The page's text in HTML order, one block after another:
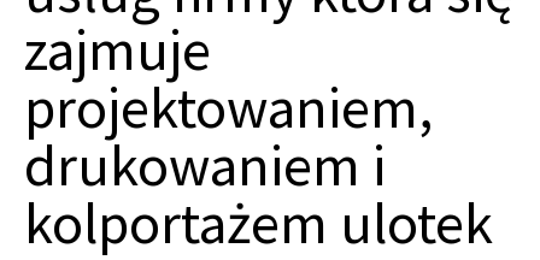
zajmuje
projektowaniem,
drukowaniem i
kolportażem ulotek